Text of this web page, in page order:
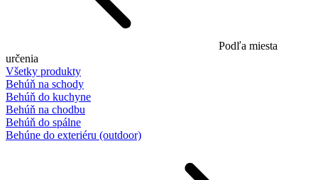
Podľa miesta
určenia
Všetky produkty
Behúň na schody
Behúň do kuchyne
Behúň na chodbu
Behúň do spálne
Behúne do exteriéru (outdoor)